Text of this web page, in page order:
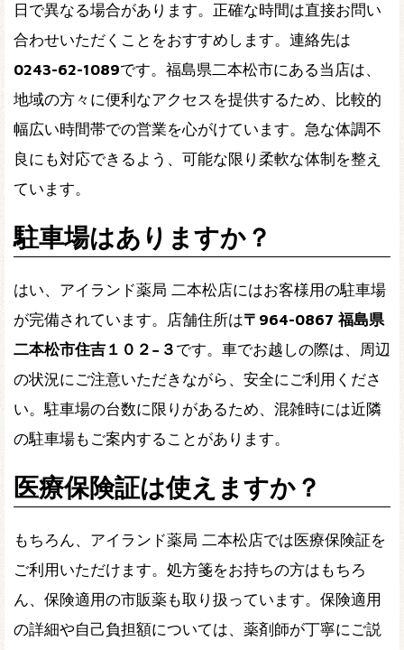
日で異なる場合があります。正確な時間は直接お問い
合わせいただくことをおすすめします。連絡先は
0243-62-1089です。福島県二本松市にある当店は、
地域の方々に便利なアクセスを提供するため、比較的
幅広い時間帯での営業を心がけています。急な体調不
良にも対応できるよう、可能な限り柔軟な体制を整え
ています。
駐車場はありますか？
はい、アイランド薬局 二本松店にはお客様用の駐車場
が完備されています。店舗住所は〒964-0867 福島県
二本松市住吉１０２−３ です。車でお越しの際は、周辺
の状況にご注意いただきながら、安全にご利用くださ
い。駐車場の台数に限りがあるため、混雑時には近隣
の駐車場もご案内することがあります。
医療保険証は使えますか？
もちろん、アイランド薬局 二本松店では医療保険証を
ご利用いただけます。処方箋をお持ちの方はもちろ
ん、保険適用の市販薬も取り扱っています。保険適用
の詳細や自己負担額については、薬剤師が丁寧にご説